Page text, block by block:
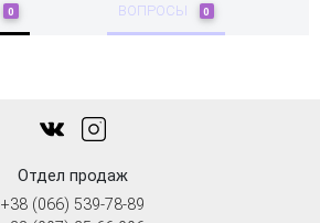
0 ВОПРОСЫ 0
Отдел продаж
+38 (066) 539-78-89